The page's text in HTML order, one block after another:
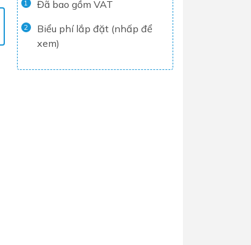
Tủ lạnh
Máy rửa chén
Nồi chiên không dầu
1 Đã bao gồm VAT
2
Biểu phí lắp đặt (nhấp để
xem)